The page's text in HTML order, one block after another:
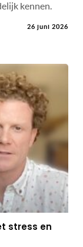
kennen.
26 juni 2026
stress en